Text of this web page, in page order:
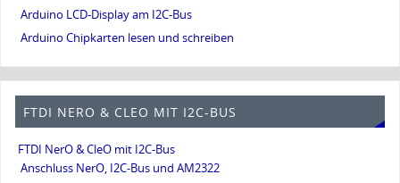
Arduino LCD-Display am I2C-Bus
Arduino Chipkarten lesen und schreiben
FTDI NERO & CLEO MIT I2C-BUS
FTDI NerO & CleO mit I2C-Bus
Anschluss NerO, I2C-Bus und AM2322